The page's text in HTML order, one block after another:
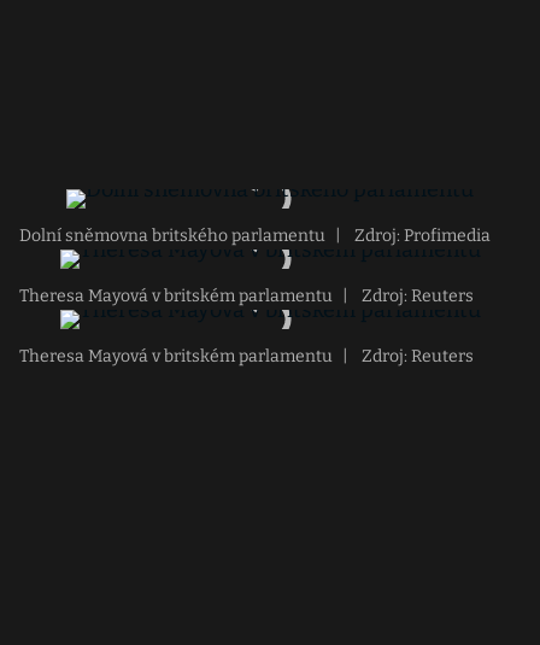
Dolní sněmovna britského parlamentu Zdroj: Profimedia
Theresa Mayová v britském parlamentu Zdroj: Reuters
Theresa Mayová v britském parlamentu Zdroj: Reuters